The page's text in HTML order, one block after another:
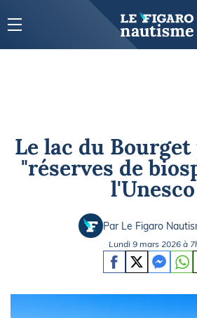
Le lac du
"réserves de
l'Unesco
Par Le Figaro
Lundi 9 mars 2026 à